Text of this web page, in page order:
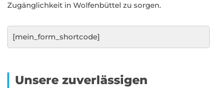
Zugänglichkeit in Wolfenbüttel zu sorgen.
[mein_form_shortcode]
Unsere zuverlässigen